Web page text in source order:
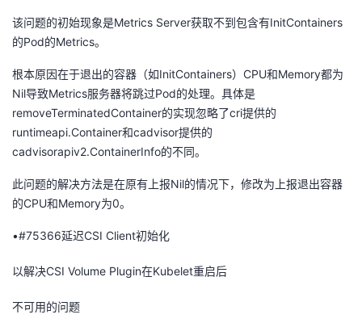
该问题的初始现象是Metrics Server获取不到包含有InitContainers
的Pod的Metrics。
根本原因在于退出的容器（如InitContainers）CPU和Memory都为
Nil导致Metrics服务器将跳过Pod的处理。具体是
removeTerminatedContainer的实现忽略了cri提供的
runtimeapi.Container和cadvisor提供的
cadvisorapiv2.ContainerInfo的不同。
此问题的解决方法是在原有上报Nil的情况下，修改为上报退出容器
的CPU和Memory为0。
•#75366延迟CSI Client初始化
以解决CSI Volume Plugin在Kubelet重启后
不可用的问题